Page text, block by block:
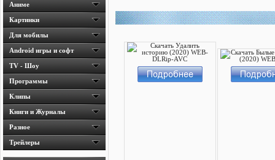
Аниме
Картинки
Для мобилы
Android игры и софт
TV - Шоу
Программы
Клипы
Книги и Журналы
Разное
Трейлеры